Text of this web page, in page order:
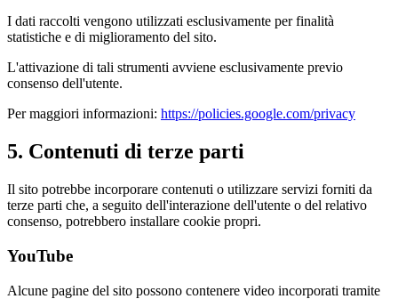
I dati raccolti vengono utilizzati esclusivamente per finalità
statistiche e di miglioramento del sito.
L'attivazione di tali strumenti avviene esclusivamente previo
consenso dell'utente.
Per maggiori informazioni: https://policies.google.com/privacy
5. Contenuti di terze parti
Il sito potrebbe incorporare contenuti o utilizzare servizi forniti da
terze parti che, a seguito dell'interazione dell'utente o del relativo
consenso, potrebbero installare cookie propri.
YouTube
Alcune pagine del sito possono contenere video incorporati tramite